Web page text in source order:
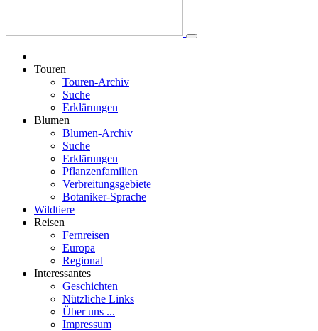
Touren
Touren-Archiv
Suche
Erklärungen
Blumen
Blumen-Archiv
Suche
Erklärungen
Pflanzenfamilien
Verbreitungsgebiete
Botaniker-Sprache
Wildtiere
Reisen
Fernreisen
Europa
Regional
Interessantes
Geschichten
Nützliche Links
Über uns ...
Impressum